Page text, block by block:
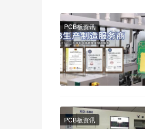
PCB板资讯
PCB板资讯